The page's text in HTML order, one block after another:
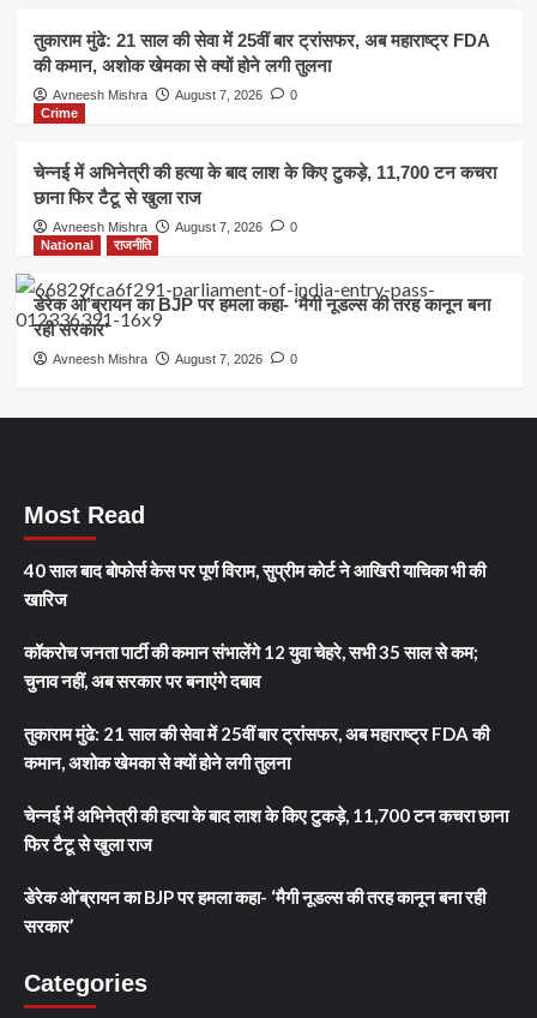
तुकाराम मुंढे: 21 साल की सेवा में 25वीं बार ट्रांसफर, अब महाराष्ट्र FDA
की कमान, अशोक खेमका से क्यों होने लगी तुलना
Avneesh Mishra August 7, 2026
0
Crime
चेन्नई में अभिनेत्री की हत्या के बाद लाश के किए टुकड़े, 11,700 टन कचरा
छाना फिर टैटू से खुला राज
Avneesh Mishra August 7, 2026
0
National
राजनीति
डेरेक ओ’ब्रायन का BJP पर हमला कहा- ‘मैगी नूडल्स की तरह कानून बना
रही सरकार’
Avneesh Mishra August 7, 2026 0
Most Read
40 साल बाद बोफोर्स केस पर पूर्ण विराम, सुप्रीम कोर्ट ने आखिरी याचिका भी की
खारिज
कॉकरोच जनता पार्टी की कमान संभालेंगे 12 युवा चेहरे, सभी 35 साल से कम;
चुनाव नहीं, अब सरकार पर बनाएंगे दबाव
तुकाराम मुंढे: 21 साल की सेवा में 25वीं बार ट्रांसफर, अब महाराष्ट्र FDA की
कमान, अशोक खेमका से क्यों होने लगी तुलना
चेन्नई में अभिनेत्री की हत्या के बाद लाश के किए टुकड़े, 11,700 टन कचरा छाना
फिर टैटू से खुला राज
डेरेक ओ’ब्रायन का BJP पर हमला कहा- ‘मैगी नूडल्स की तरह कानून बना रही
सरकार’
Categories